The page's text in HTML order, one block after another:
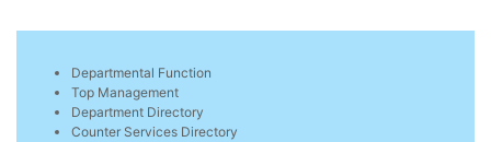
Departmental Function
Top Management
Department Directory
Counter Services Directory